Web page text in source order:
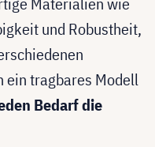
und Robustheit,
ein tragbares Modell
Bedarf die